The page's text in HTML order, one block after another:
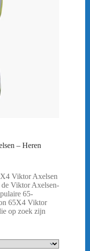
– Heren
Viktor Axelsen
de Viktor Axelsen-
65-
65X4 Viktor
op zoek zijn